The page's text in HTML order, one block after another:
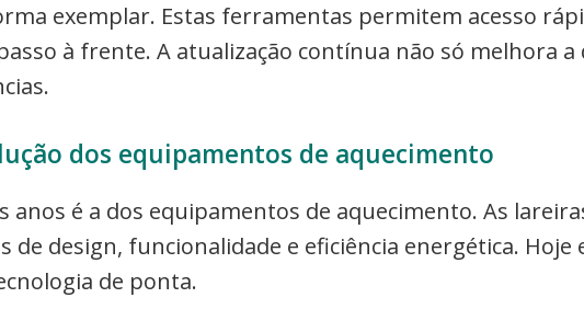
exemplar. Estas ferramentas permitem acesso
à frente. A atualização contínua não só melhora
dos equipamentos de aquecimento
é a dos equipamentos de aquecimento. As
design, funcionalidade e eficiência energética.
de ponta.